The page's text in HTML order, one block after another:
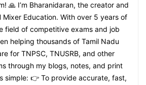
🙏 I’m Bharanidaran, the creator and
Mixer Education. With over 5 years of
field of competitive exams and job
helping thousands of Tamil Nadu
for TNPSC, TNUSRB, and other
through my blogs, notes, and print
simple: 👉 To provide accurate, fast,